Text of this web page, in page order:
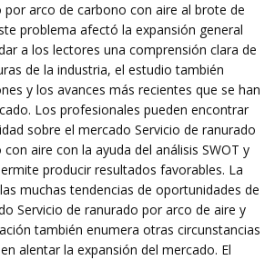
por arco de carbono con aire al brote de
problema afectó la expansión general
a los lectores una comprensión clara de
de la industria, el estudio también
y los avances más recientes que se han
Los profesionales pueden encontrar
sobre el mercado Servicio de ranurado
aire con la ayuda del análisis SWOT y
producir resultados favorables. La
muchas tendencias de oportunidades de
Servicio de ranurado por arco de aire y
también enumera otras circunstancias
alentar la expansión del mercado. El